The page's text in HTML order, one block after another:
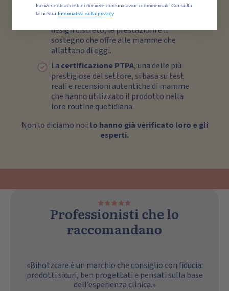
Il Premio NAPPA 2026
design discreto, le prestazioni e il
sostegno che offre alle mamme che
allattano di oggi.
La certificazione PTPA, una delle più
prestigiose del settore, si basa su test
reali e recensioni autentiche di mamme
che hanno utilizzato il prodotto nella
loro routine quotidiana.
Non lo diciamo noi: lo hanno già verificato loro e gli
esperti.
Professionisti che lo
raccomandano
«Bihotzcare è un marchio che consiglio con fiducia:
prodotti sicuri, ben progettati e pensati sulla base
dell’esperienza clinica.»
Iscrivendoti accetti di ricevere comunicazioni commerciali. Consulta
la nostra Informativa sulla privacy.